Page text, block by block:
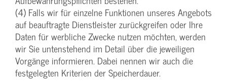
(4) Falls wir für einzelne Funktionen unseres Angebots
auf beauftragte Dienstleister zurückgreifen oder Ihre
Daten für werbliche Zwecke nutzen möchten, werden
wir Sie untenstehend im Detail über die jeweiligen
Vorgänge informieren. Dabei nennen wir auch die
festgelegten Kriterien der Speicherdauer.